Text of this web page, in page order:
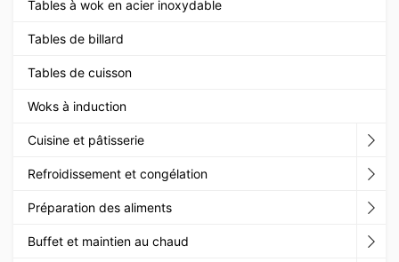
Tables à wok en acier inoxydable
Tables de billard
Tables de cuisson
Woks à induction
Cuisine et pâtisserie
Refroidissement et congélation
Préparation des aliments
Buffet et maintien au chaud